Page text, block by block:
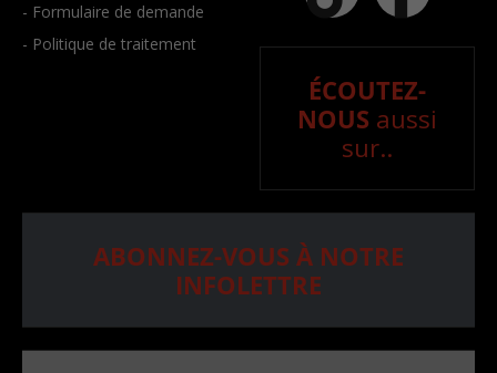
- Formulaire de demande
- Politique de traitement
ÉCOUTEZ-
NOUS aussi
sur..
ABONNEZ-VOUS À NOTRE
INFOLETTRE